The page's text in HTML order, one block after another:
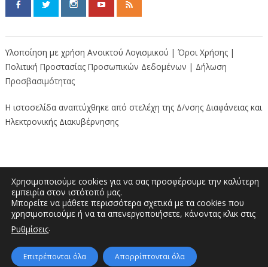
Υλοποίηση με χρήση Ανοικτού Λογισμικού | Όροι Χρήσης |
Πολιτική Προστασίας Προσωπικών Δεδομένων | Δήλωση
Προσβασιμότητας
Η ιστοσελίδα αναπτύχθηκε από στελέχη της Δ/νσης Διαφάνειας και
Ηλεκτρονικής Διακυβέρνησης
Διοικητήριο “Κώστας Ταλιαδούρης” |
Τηλέφωνο: 2462353333, 2462353370 | E-
Χρησιμοποιούμε cookies για να σας προσφέρουμε την καλύτερη
εμπειρία στον ιστότοπό μας.
Μπορείτε να μάθετε περισσότερα σχετικά με τα cookies που
χρησιμοποιούμε ή να τα απενεργοποιήσετε, κάνοντας κλικ στις
Ρυθμίσεις.
Επιτρέπονται όλα Απορρίπτονται όλα